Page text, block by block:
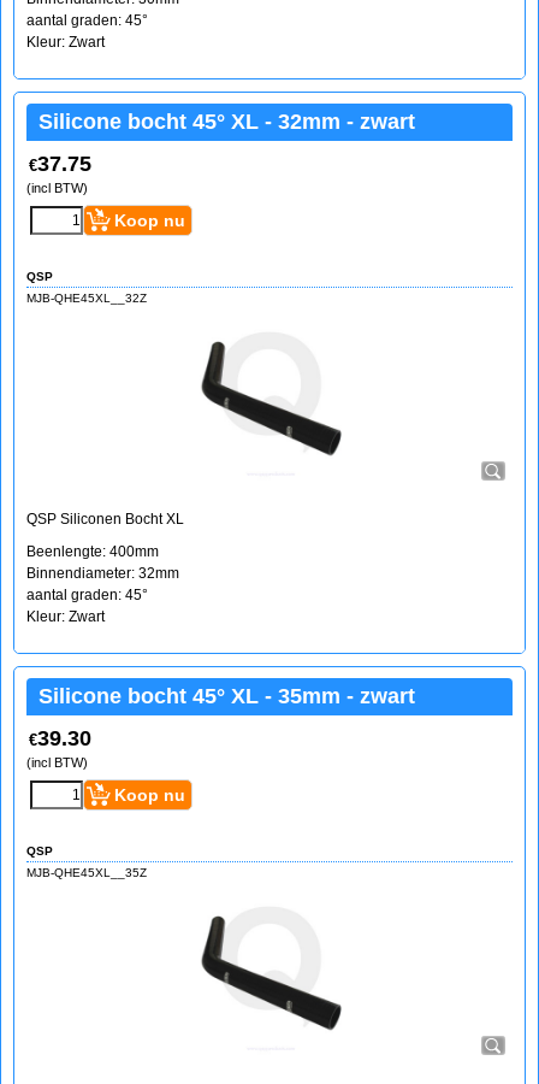
aantal graden: 45°
Kleur: Zwart
Silicone bocht 45° XL - 32mm - zwart
€37.75
(incl BTW)
Koop nu
QSP
MJB-QHE45XL__32Z
QSP Siliconen Bocht XL
Beenlengte: 400mm
Binnendiameter: 32mm
aantal graden: 45°
Kleur: Zwart
Silicone bocht 45° XL - 35mm - zwart
€39.30
(incl BTW)
Koop nu
QSP
MJB-QHE45XL__35Z